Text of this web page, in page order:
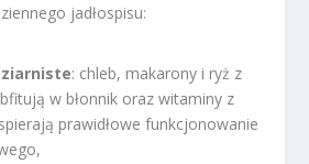
jadłospisu:
: chleb, makarony i ryż z
w błonnik oraz witaminy z
prawidłowe funkcjonowanie